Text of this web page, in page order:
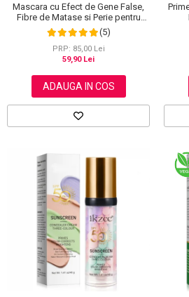
Mascara cu Efect de Gene False,
Fibre de Matase si Perie pentru
Curbare, Aliver 4D Extra Volume,
Waterproof, Negru,10 g
(5)
PRP: 85,00 Lei
59,90 Lei
ADAUGA IN COS